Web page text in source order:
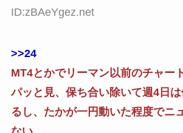
ID:zBAeYgez.net
>>24
MT4とかでリーマン以前のチャー
パッと見、保ち合い除いて週4日
るし、たかが一円動いた程度でニ